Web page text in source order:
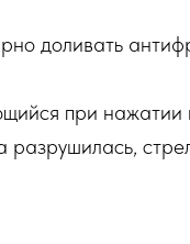
доливать
при нажатии
разрушилась,